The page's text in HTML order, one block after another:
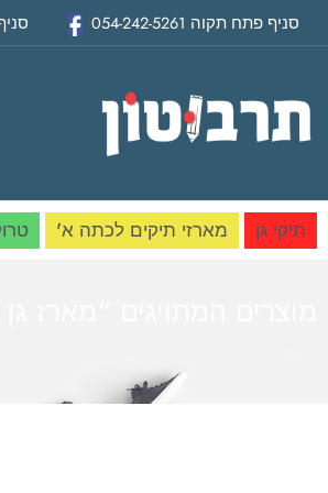
סניף פתח תקוה 054-242-5261
תיקי גן מארזי תיקים לכתה א'